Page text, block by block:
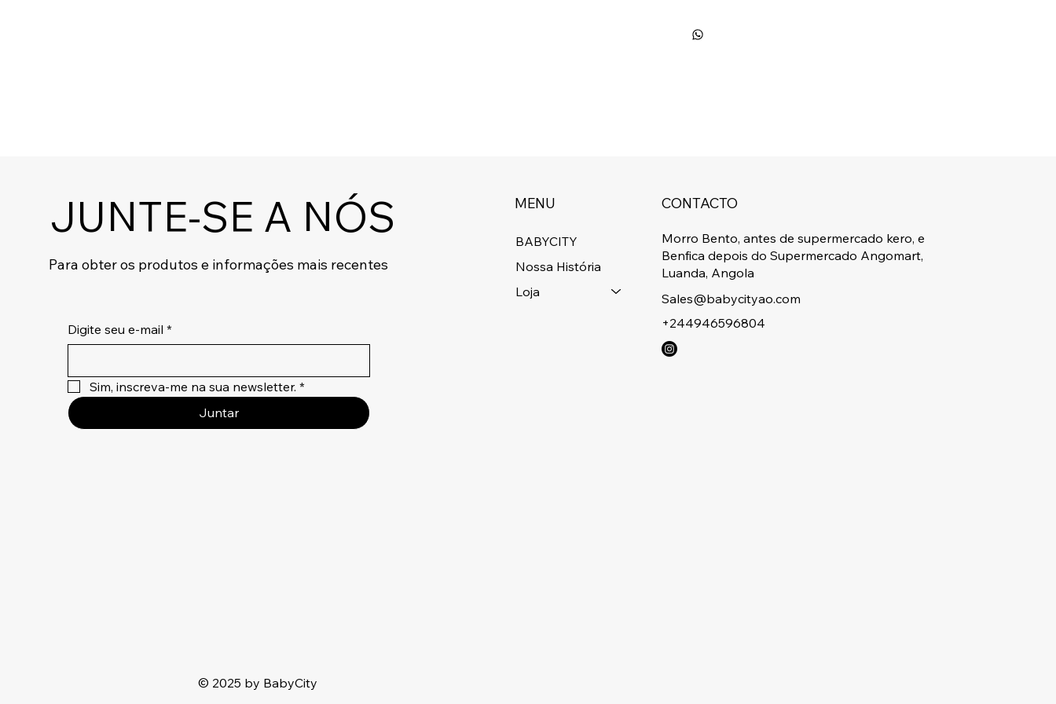
JUNTE-SE A NÓS
Para obter os produtos e informações mais recentes
Digite seu e-mail *
Sim, inscreva-me na sua newsletter. *
Juntar
MENU
BABYCITY
Nossa História
Loja
CONTACTO
Morro Bento, antes de supermercado kero, e
Benfica depois do Supermercado Angomart,
Luanda, Angola
Sales@babycityao.com
+244946596804
© 2025 by BabyCity